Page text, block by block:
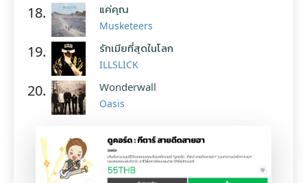
18. แค่คุณ
Musketeers
19. รักเมียที่สุดในโลก
ILLSLICK
20. Wonderwall
Oasis